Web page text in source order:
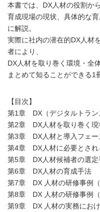
本書では、DX人材の役割から
育成現場の現状、具体的な
に解説。
実際に社内の潜在的DX人材
者により、
DX人材を取り巻く環境・全
まとめて知ることができる1
【目次】
第1章 DX（デジタルトラン
第2章 DX人材を取り巻く現
第3章 DX人材と導入フェー
第4章 DX人材に必要とされ
第5章 DX人材候補者の選定
第6章 DX人材の育成手法
第7章 DX 人材の研修事例
第8章 DX 人材の研修事例
第9章 DX 人材の実務にお